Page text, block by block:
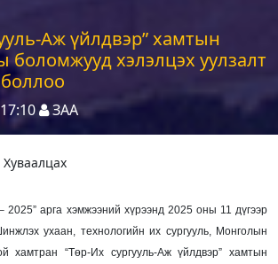
Аж үйлдвэр” хамтын
боломжууд хэлэлцэх уулзалт
17:10 ЗАА
Хуваалцах
2025” арга хэмжээний хүрээнд 2025 оны 11 дүгээр
ухаан, технологийн их сургууль, Монголын
хамтран “Төр-Их сургууль-Аж үйлдвэр” хамтын